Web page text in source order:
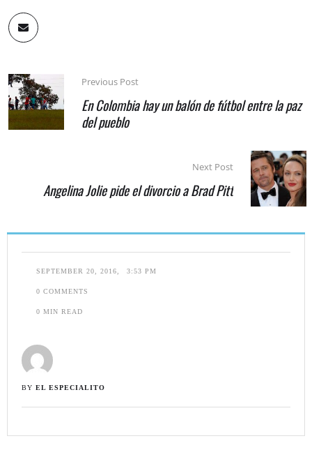
SEPTEMBER 20, 2016 3:53 PM
0 COMMENTS
0 MIN READ
BY EL ESPECIALITO
Previous Post
En Colombia hay un balón de fútbol entre la paz
del pueblo
Next Post
Angelina Jolie pide el divorcio a Brad Pitt